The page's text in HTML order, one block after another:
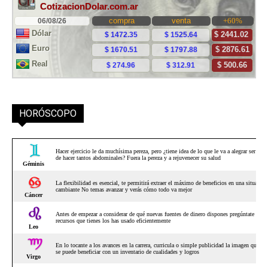
HORÓSCOPO